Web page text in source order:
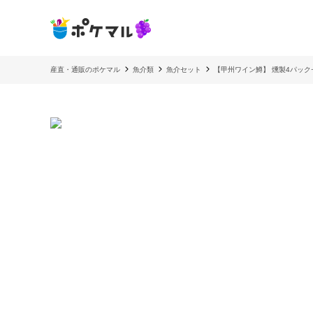
産直・通販のポケマル 魚介類 魚介セット 【甲州ワイン鱒】 燻製4パッ